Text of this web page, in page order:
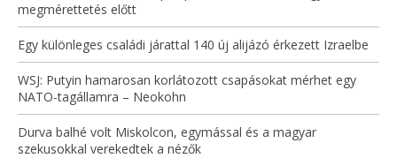
megmérettetés előtt
Egy különleges családi járattal 140 új alijázó érkezett Izraelbe
WSJ: Putyin hamarosan korlátozott csapásokat mérhet egy
NATO-tagállamra – Neokohn
Durva balhé volt Miskolcon, egymással és a magyar
szekusokkal verekedtek a nézők